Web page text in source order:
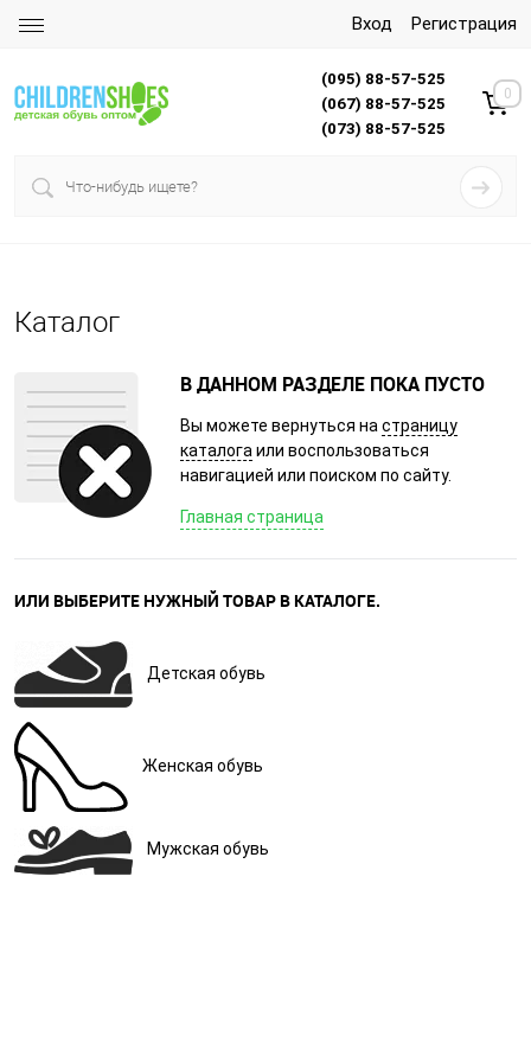
Вход Регистрация
(095) 88-57-525
(067) 88-57-525
(073) 88-57-525
0
Каталог
В ДАННОМ РАЗДЕЛЕ ПОКА ПУСТО
Вы можете вернуться на страницу
каталога или воспользоваться
навигацией или поиском по сайту.
Главная страница
ИЛИ ВЫБЕРИТЕ НУЖНЫЙ ТОВАР В КАТАЛОГЕ.
Детская обувь
Женская обувь
Мужская обувь